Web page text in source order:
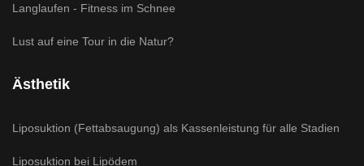
Langlaufen - Fitness im Schnee
Lust auf eine Tour in die Natur?
Ästhetik
Liposuktion (Fettabsaugung) als Kassenleistung für alle Stadien
Liposuktion bei Lipödem